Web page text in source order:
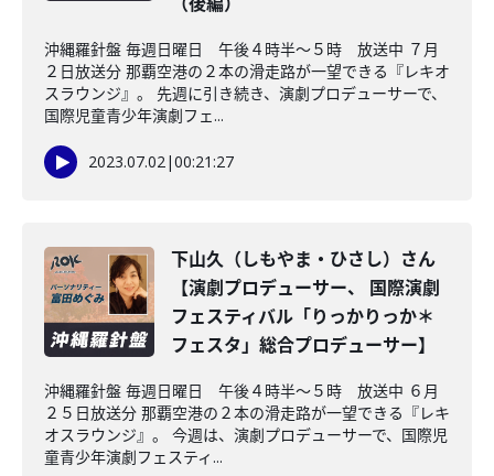
沖縄羅針盤 毎週日曜日 午後４時半～５時 放送中 ７月
２日放送分 那覇空港の２本の滑走路が一望できる『レキオ
スラウンジ』。 先週に引き続き、演劇プロデューサーで、
国際児童青少年演劇フェ...
2023.07.02|00:21:27
下山久（しもやま・ひさし）さん
【演劇プロデューサー、 国際演劇
フェスティバル「りっかりっか＊
フェスタ」総合プロデューサー】
沖縄羅針盤 毎週日曜日 午後４時半～５時 放送中 ６月
２５日放送分 那覇空港の２本の滑走路が一望できる『レキ
オスラウンジ』。 今週は、演劇プロデューサーで、国際児
童青少年演劇フェスティ...